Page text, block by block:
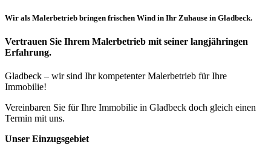
Wir als Malerbetrieb bringen frischen Wind in Ihr Zuhause in Gladbeck.
Vertrauen Sie Ihrem Malerbetrieb mit seiner langjähringen
Erfahrung.
Gladbeck – wir sind Ihr kompetenter Malerbetrieb für Ihre
Immobilie!
Vereinbaren Sie für Ihre Immobilie in Gladbeck doch gleich einen
Termin mit uns.
Unser Einzugsgebiet